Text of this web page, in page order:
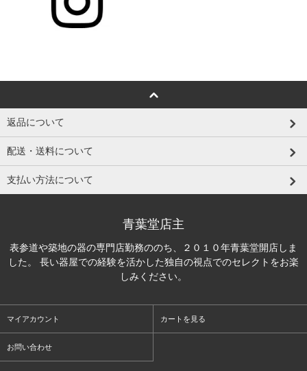
返品について
配送・送料について
支払い方法について
青葉堂店主
表参道や築地の器の専門店勤務ののち、２０１０年青葉堂開店しま
した。 長い器屋での経験を活かした独自の視点でのセレクトをお楽
しみください。
マイアカウント カートを見る
お問い合わせ